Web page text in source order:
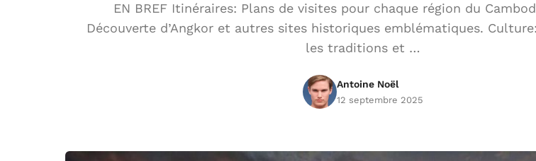
EN BREF Itinéraires: Plans de visites pour chaque région du
Découverte d’Angkor et autres sites historiques emblématiques.
les traditions et …
Antoine Noël
12 septembre 2025